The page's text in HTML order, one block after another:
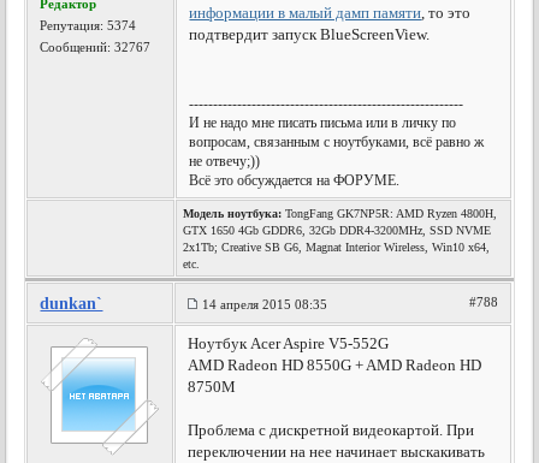
Редактор
Репутация:5374
Сообщений: 32767
информации в малый дамп памяти, то это
подтвердит запуск BlueScreenView.
---------------------------------------------------------
И не надо мне писать письма или в личку по
вопросам, связанным с ноутбуками, всё равно ж
не отвечу;))
Всё это обсуждается на ФОРУМЕ.
Модель ноутбука: TongFang GK7NP5R: AMD Ryzen 4800H,
GTX 1650 4Gb GDDR6, 32Gb DDR4-3200MHz, SSD NVME
2x1Tb; Creative SB G6, Magnat Interior Wireless, Win10 x64,
etc.
dunkan` 14 апреля 2015 08:35 #788
Ноутбук Acer Aspire V5-552G
AMD Radeon HD 8550G + AMD Radeon HD
8750M
Проблема с дискретной видеокартой. При
переключении на нее начинает выскакивать